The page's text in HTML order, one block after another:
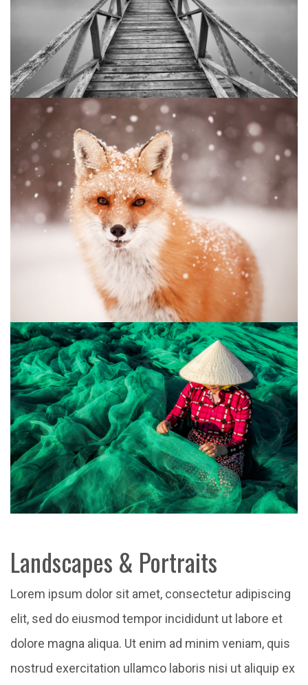
Landscapes & Portraits
Lorem ipsum dolor sit amet, consectetur adipiscing
elit, sed do eiusmod tempor incididunt ut labore et
dolore magna aliqua. Ut enim ad minim veniam, quis
nostrud exercitation ullamco laboris nisi ut aliquip ex